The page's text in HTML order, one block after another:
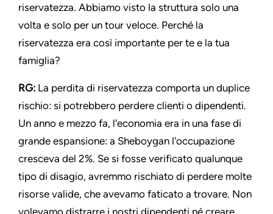
riservatezza. Abbiamo visto la struttura solo una
volta e solo per un tour veloce. Perché la
riservatezza era così importante per te e la tua
famiglia?
RG: La perdita di riservatezza comporta un duplice
rischio: si potrebbero perdere clienti o dipendenti.
Un anno e mezzo fa, l'economia era in una fase di
grande espansione: a Sheboygan l'occupazione
cresceva del 2%. Se si fosse verificato qualunque
tipo di disagio, avremmo rischiato di perdere molte
risorse valide, che avevamo faticato a trovare. Non
volevamo distrarre i nostri dipendenti né creare